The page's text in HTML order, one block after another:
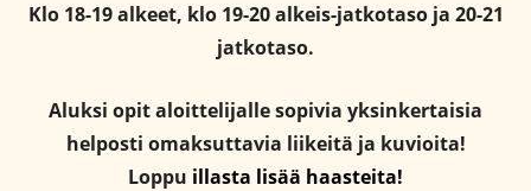
Klo 18-19 alkeet, klo 19-20 alkeis-jatkotaso ja 20-21
jatkotaso.
Aluksi opit aloittelijalle sopivia yksinkertaisia
helposti omaksuttavia liikeitä ja kuvioita!
Loppu illasta lisää haasteita!